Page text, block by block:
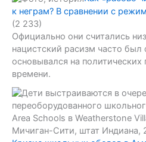
к неграм? В сравнении с
(2 233)
Официально они считались
нацистский расизм часто был
основывался на политических
времени.